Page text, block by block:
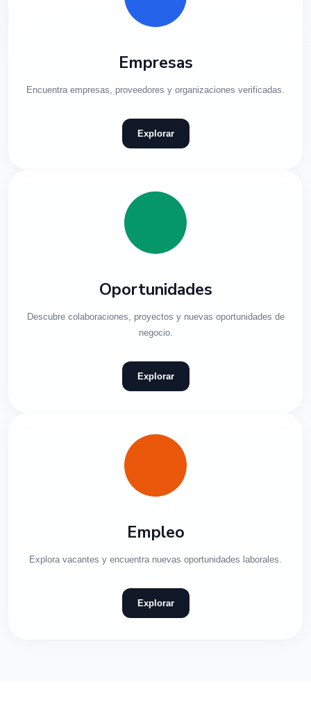
Empresas
Encuentra empresas, proveedores y organizaciones verificadas.
Explorar
Oportunidades
Descubre colaboraciones, proyectos y nuevas oportunidades de
negocio.
Explorar
Empleo
Explora vacantes y encuentra nuevas oportunidades laborales.
Explorar